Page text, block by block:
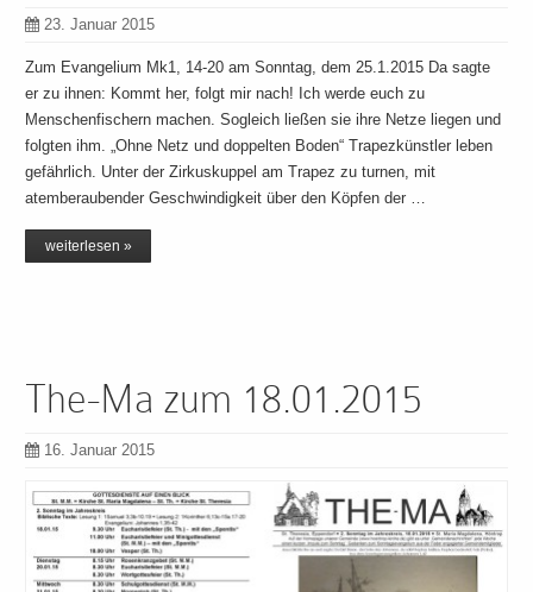
23. Januar 2015
Zum Evangelium Mk1, 14-20 am Sonntag, dem 25.1.2015 Da sagte
er zu ihnen: Kommt her, folgt mir nach! Ich werde euch zu
Menschenfischern machen. Sogleich ließen sie ihre Netze liegen und
folgten ihm. „Ohne Netz und doppelten Boden“ Trapezkünstler leben
gefährlich. Unter der Zirkuskuppel am Trapez zu turnen, mit
atemberaubender Geschwindigkeit über den Köpfen der …
weiterlesen »
The-Ma zum 18.01.2015
16. Januar 2015